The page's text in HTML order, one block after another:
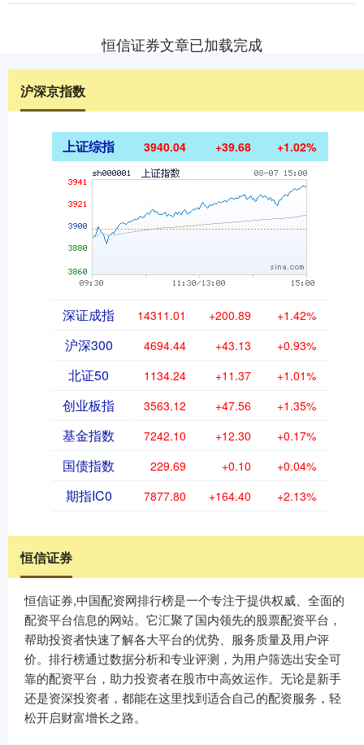
恒信证券文章已加载完成
沪深京指数
上证综指 3940.04 +39.68 +1.02%
深证成指 14311.01 +200.89 +1.42%
沪深300 4694.44 +43.13 +0.93%
北证50 1134.24 +11.37 +1.01%
创业板指 3563.12 +47.56 +1.35%
基金指数 7242.10 +12.30 +0.17%
国债指数 229.69 +0.10 +0.04%
期指IC0 7877.80 +164.40 +2.13%
恒信证券
恒信证券,中国配资网排行榜是一个专注于提供权威、全面的
配资平台信息的网站。它汇聚了国内领先的股票配资平台，
帮助投资者快速了解各大平台的优势、服务质量及用户评
价。排行榜通过数据分析和专业评测，为用户筛选出安全可
靠的配资平台，助力投资者在股市中高效运作。无论是新手
还是资深投资者，都能在这里找到适合自己的配资服务，轻
松开启财富增长之路。